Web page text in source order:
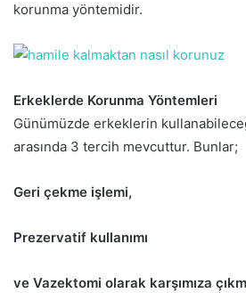
korunma yöntemidir.
Erkeklerde Korunma Yöntemleri
Günümüzde erkeklerin
arasında 3 tercih mevcuttur. Bunlar;
Geri çekme işlemi,
Prezervatif kullanımı
ve Vazektomi olarak karşımıza